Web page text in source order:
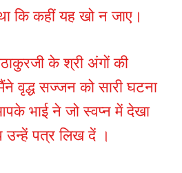
कि कहीं यह खो न जाए।
के श्री अंगों की
वृद्ध सज्जन को सारी घटना
भाई ने जो स्वप्न में देखा
उन्हें पत्र लिख दें ।